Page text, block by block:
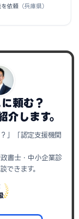
依頼 （兵庫県）
頼む？
します。
」「認定支援機関
書士・中小企業診
できます。